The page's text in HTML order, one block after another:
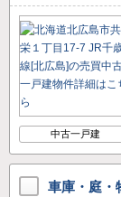
中古一戸建
車庫・庭・物置有